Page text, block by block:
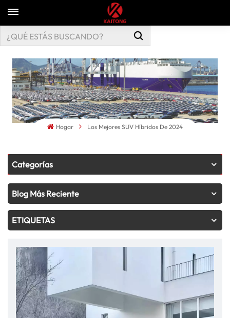
Hogar Los Mejores SUV Híbridos De 2024
Categorías
Blog Más Reciente
ETIQUETAS